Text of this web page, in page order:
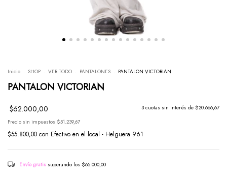
Inicio . SHOP . VER TODO . PANTALONES . PANTALON VICTORIAN
PANTALON VICTORIAN
$62.000,00 3 cuotas sin interés de $20.666,67
Precio sin impuestos $51.239,67
$55.800,00 con Efectivo en el local - Helguera 961
Envío gratis superando los $65.000,00